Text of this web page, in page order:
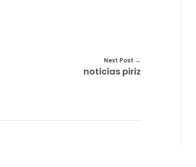
Next Post
noticias piriz